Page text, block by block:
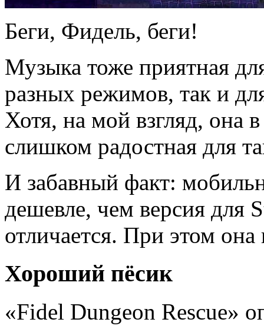
Беги, Фидель, беги!
Музыка тоже приятная
разных режимов, так и
Хотя, на мой взгляд, она
слишком радостная для
И забавный факт:
дешевле, чем версия для
отличается. При этом она
Хороший пёсик
«Fidel Dungeon Rescue»